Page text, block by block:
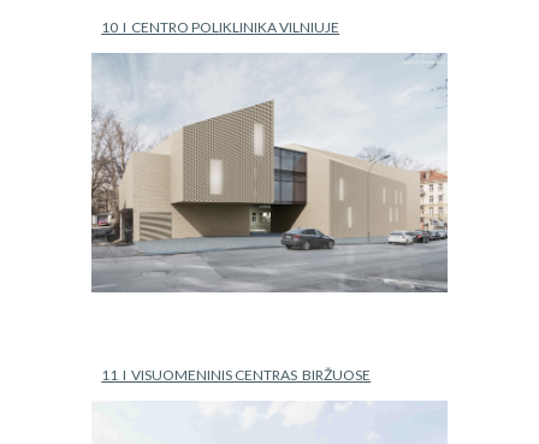
10  I  CENTRO POLIKLINIKA VILNIUJE
11  I  VISUOMENINIS CENTRAS  BIRŽUOSE